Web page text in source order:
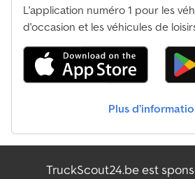
L'application numéro 1 pour les
d'occasion et les véhicules de
Plus
TruckScout24.be est